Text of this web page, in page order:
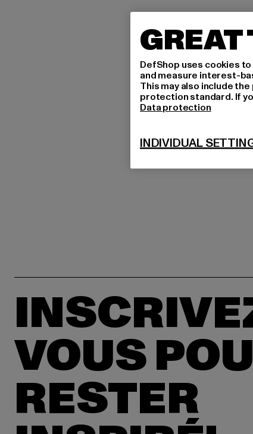
VOUS
RESTER
GREAT
DefShop uses cookies
and measure interest-
This may also include
protection standard. If
Data protection
INDIVIDUAL